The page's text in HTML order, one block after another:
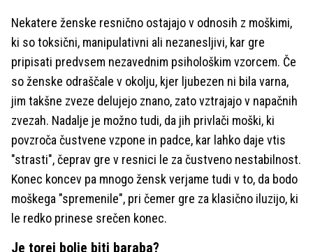
Nekatere ženske resnično ostajajo v odnosih z moškimi,
ki so toksični, manipulativni ali nezanesljivi, kar gre
pripisati predvsem nezavednim psihološkim vzorcem. Če
so ženske odraščale v okolju, kjer ljubezen ni bila varna,
jim takšne zveze delujejo znano, zato vztrajajo v napačnih
zvezah. Nadalje je možno tudi, da jih privlači moški, ki
povzroča čustvene vzpone in padce, kar lahko daje vtis
"strasti", čeprav gre v resnici le za čustveno nestabilnost.
Konec koncev pa mnogo žensk verjame tudi v to, da bodo
moškega "spremenile", pri čemer gre za klasično iluzijo, ki
le redko prinese srečen konec.
Je torej bolje biti baraba?